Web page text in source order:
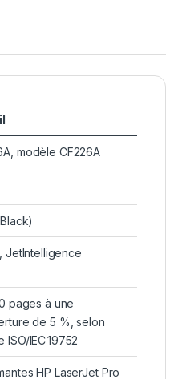
modèle CF226A
JetIntelligence
pages à une
de 5 %, selon
ISO/IEC 19752
HP LaserJet Pro